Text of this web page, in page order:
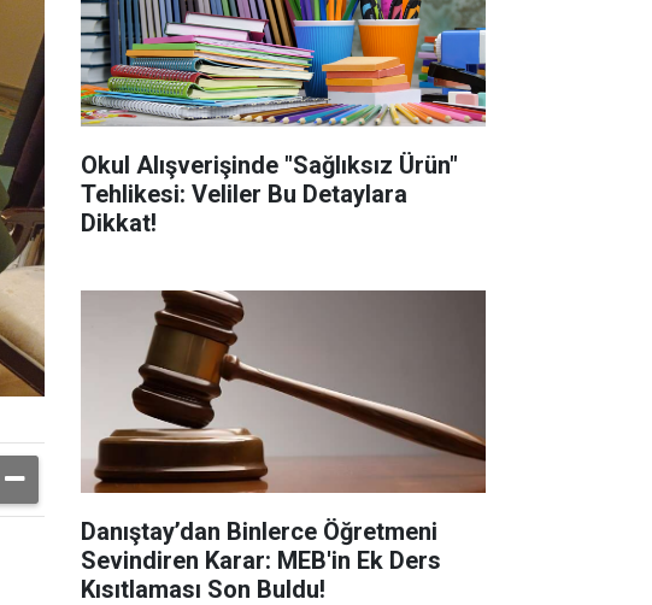
Okul Alışverişinde "Sağlıksız Ürün"
Tehlikesi: Veliler Bu Detaylara
Dikkat!
Danıştay’dan Binlerce Öğretmeni
Sevindiren Karar: MEB'in Ek Ders
Kısıtlaması Son Buldu!